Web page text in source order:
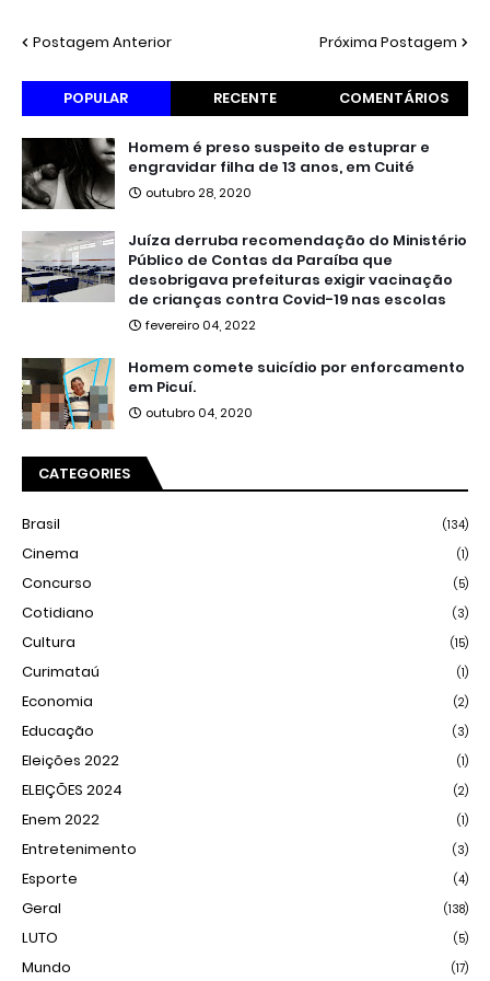
Postagem Anterior Próxima Postagem
POPULAR RECENTE COMENTÁRIOS
Homem é preso suspeito de estuprar e
engravidar filha de 13 anos, em Cuité
outubro 28, 2020
Juíza derruba recomendação do Ministério
Público de Contas da Paraíba que
desobrigava prefeituras exigir vacinação
de crianças contra Covid-19 nas escolas
fevereiro 04, 2022
Homem comete suicídio por enforcamento
em Picuí.
outubro 04, 2020
CATEGORIES
Brasil (134)
Cinema (1)
Concurso (5)
Cotidiano (3)
Cultura (15)
Curimataú (1)
Economia (2)
Educação (3)
Eleições 2022 (1)
ELEIÇÕES 2024 (2)
Enem 2022 (1)
Entretenimento (3)
Esporte (4)
Geral (138)
LUTO (5)
Mundo (17)